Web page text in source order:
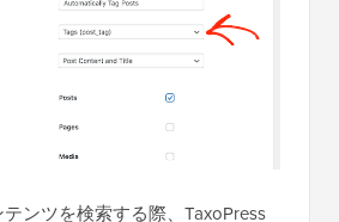
ンツを検索する際、TaxoPress